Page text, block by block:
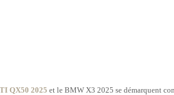
QX50 2025 et le BMW X3 2025 se démarquent